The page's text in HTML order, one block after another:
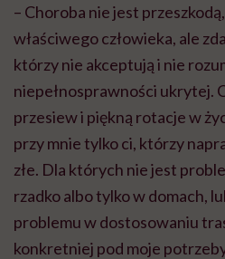
– Choroba nie jest
właściwego człowieka, ale
którzy nie akceptują i nie
niepełnosprawności ukrytej.
przesiew i piękną rotacje w
przy mnie tylko ci, którzy
złe. Dla których nie jest
rzadko albo tylko w domach,
problemu w dostosowaniu
konkretniej pod moje